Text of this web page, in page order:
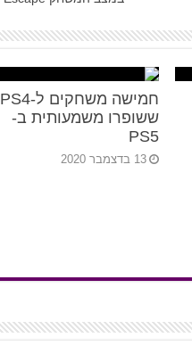
חמישה משחקים ל-PS4
ששופרו משמעותית ב-
PS5
13 בדצמבר 2020